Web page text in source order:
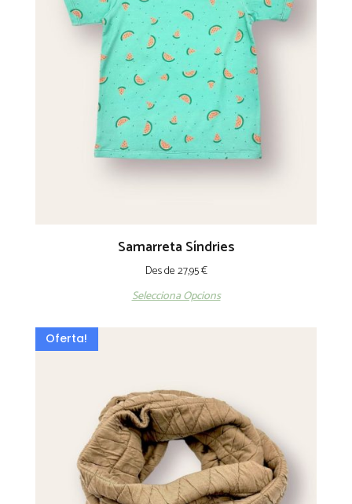
Samarreta Síndries
Des de27,95€
Selecciona Opcions
Oferta!